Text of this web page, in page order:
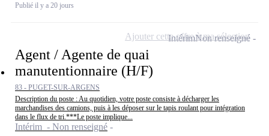
Publié il y a 20 jours
Agent / Agente de quai
manutentionnaire (H/F)
83 - PUGET-SUR-ARGENS
Description du poste : Au quotidien, votre poste consiste à décharger les
marchandises des camions, puis à les déposer sur le tapis roulant pour intégration
dans le flux de tri.***Le poste implique...
Intérim - Non renseigné
IntérimNon renseigné
Ajouter cette offre à ma sélection